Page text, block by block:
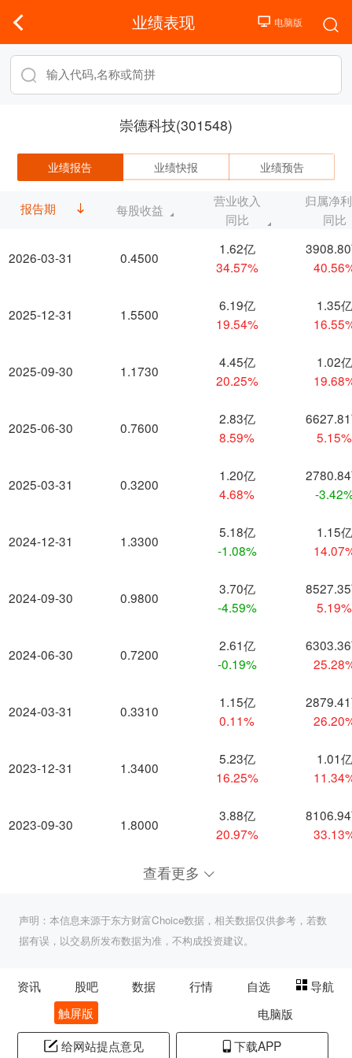
业绩表现
崇德科技(301548)
业绩报告 业绩快报 业绩预告
报告期
2026-03-31
2025-12-31
2025-09-30
2025-06-30
2025-03-31
2024-12-31
2024-09-30
2024-06-30
2024-03-31
2023-12-31
2023-09-30
每股收益
营业收入
同比
归属净
同比
0.4500
1.62亿
34.57%
1.5500
6.19亿
19.54%
1.35亿
1.1730
4.45亿
20.25%
1.02亿
0.7600
2.83亿
8.59%
5.15%
0.3200
1.20亿
4.68%
-
1.3300
5.18亿
-1.08%
1.15亿
0.9800
3.70亿
-4.59%
5.19%
0.7200
2.61亿
-0.19%
0.3310
1.15亿
0.11%
1.3400
5.23亿
16.25%
1.01亿
1.8000
3.88亿
20.97%
查看更多
声明：本信息来源于东方财富Choice数据，相关数据仅供参考，若数
据有误，以交易所发布数据为准，不构成投资建议。
资讯 股吧 数据 行情 自选
导航
触屏版
电脑版
给网站提点意见
下载APP